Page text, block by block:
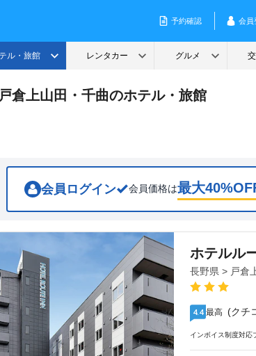
戸倉上山田・千曲のホテル・旅館
会員ログイン 会員価格は最大40
ホテルル
長野県 > 戸倉
4.4 最高 (クチ
インボイス制度対応